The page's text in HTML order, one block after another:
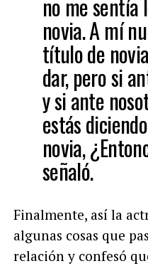
no me sentía
novia. A mí
título de
dar, pero si
y si ante
estás
novia,
señaló.
Finalmente, así la
algunas cosas que
relación y confesó